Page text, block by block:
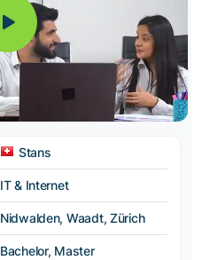
Stans
IT & Internet
Nidwalden, Waadt, Zürich
Bachelor, Master